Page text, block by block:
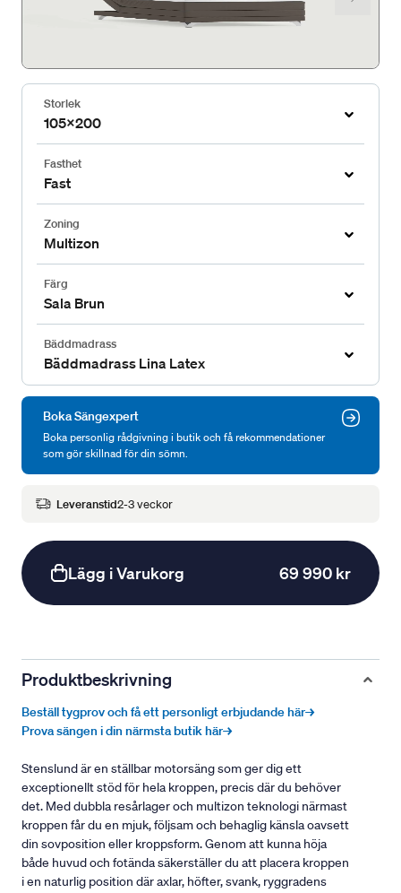
Storlek
105x200
Fasthet
Fast
Zoning
Multizon
Färg
Sala Brun
Bäddmadrass
Bäddmadrass Lina Latex
Boka Sängexpert
Boka personlig rådgivning i butik och få rekommendationer
som gör skillnad för din sömn.
Leveranstid2-3 veckor
Lägg i Varukorg 69 990 kr
Produktbeskrivning
Beställ tygprov och få ett personligt erbjudande här→
Prova sängen i din närmsta butik här→
Stenslund är en ställbar motorsäng som ger dig ett
exceptionellt stöd för hela kroppen, precis där du behöver
det. Med dubbla resårlager och multizon teknologi närmast
kroppen får du en mjuk, följsam och behaglig känsla oavsett
din sovposition eller kroppsform. Genom att kunna höja
både huvud och fotända säkerställer du att placera kroppen
i en naturlig position där axlar, höfter, svank, ryggradens